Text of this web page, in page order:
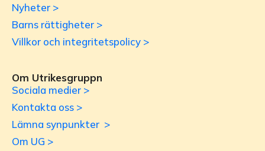
Nyheter >
Barns rättigheter >
Villkor och integritetspolicy >
Om Utrikesgruppn
Sociala medier >
Kontakta oss >
Lämna synpunkter >
Om UG >